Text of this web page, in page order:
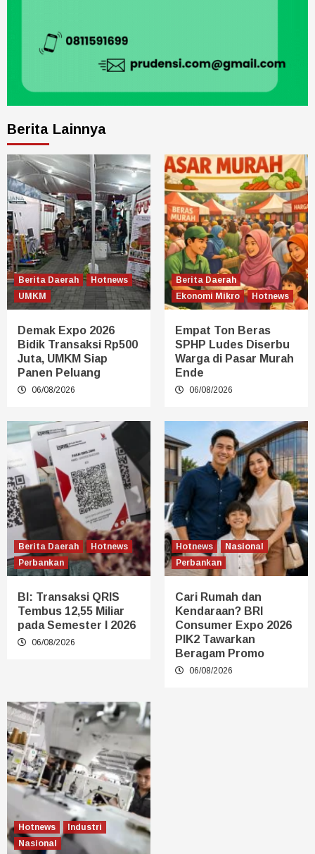
Berita Lainnya
Berita Daerah
Hotnews
UMKM
Demak Expo 2026
Bidik Transaksi Rp500
Juta, UMKM Siap
Panen Peluang
06/08/2026
Berita Daerah
Ekonomi Mikro
Hotnews
Empat Ton Beras
SPHP Ludes Diserbu
Warga di Pasar Murah
Ende
06/08/2026
Berita Daerah
Hotnews
Perbankan
BI: Transaksi QRIS
Tembus 12,55 Miliar
pada Semester I 2026
06/08/2026
Hotnews
Nasional
Perbankan
Cari Rumah dan
Kendaraan? BRI
Consumer Expo 2026
PIK2 Tawarkan
Beragam Promo
06/08/2026
Hotnews
Industri
Nasional